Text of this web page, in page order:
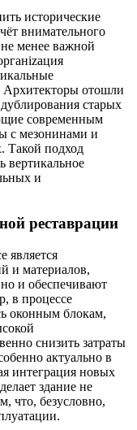
исторические
внимательного
менее важной
Архитекторы отошли
старых
современным
с мезонинами и
Такой подход
вертикальное
и
реставрации
является
и материалов,
и обеспечивают
в процессе
оконным блокам,
снизить затраты
актуально в
интеграция новых
здание не
что, безусловно,